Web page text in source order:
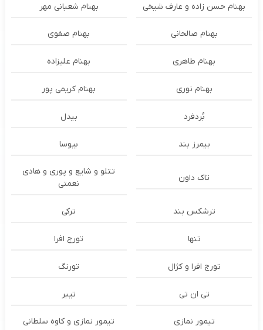
بهنام حسن زاده و عارف شیخی بهنام شعبانی مهر
بهنام صالحانی بهنام صفوی
بهنام طاهری بهنام علیزاده
بهنام نوری بهنام کریمی پور
بُردفرد بیدل
بیمرز بند بیوسا
تاک داون
تتلو و شایع و پوری و هادی
نعمتی
ترشكس بند ترکی
تنها تورج افرا
تورج افرا و کژال تورنگ
تی ان تی تیبر
تیمور نمازی تیمور نمازی و کاوه سلطانی